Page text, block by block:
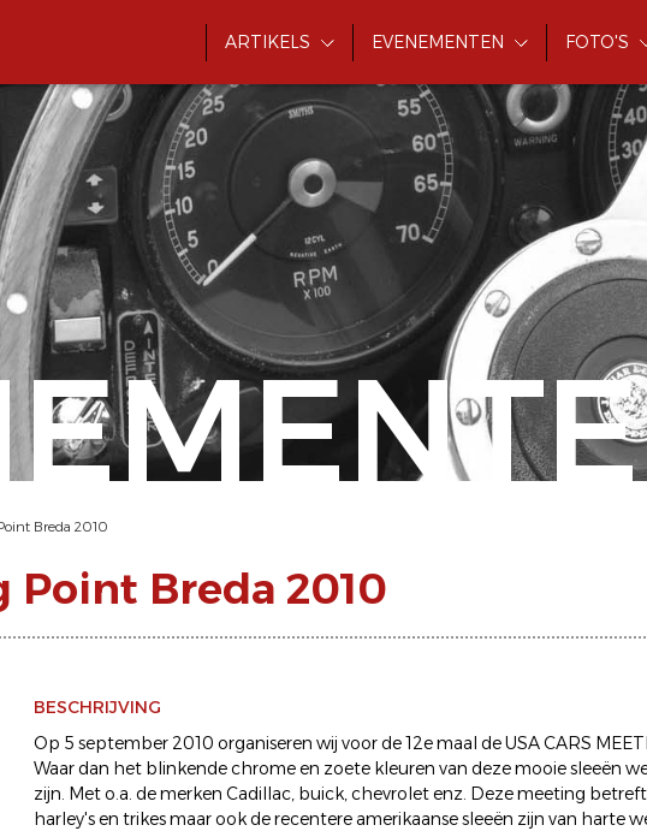
ARTIKELS EVENEMENTEN FOTO'S
Breda 2010
Point Breda 2010
BESCHRIJVING
Op 5 september 2010 organiseren wij voor de 12e maal de USA CARS
Waar dan het blinkende chrome en zoete kleuren van deze mooie sleeën
zijn. Met o.a. de merken Cadillac, buick, chevrolet enz. Deze meeting
harley's en trikes maar ook de recentere amerikaanse sleeën zijn van harte